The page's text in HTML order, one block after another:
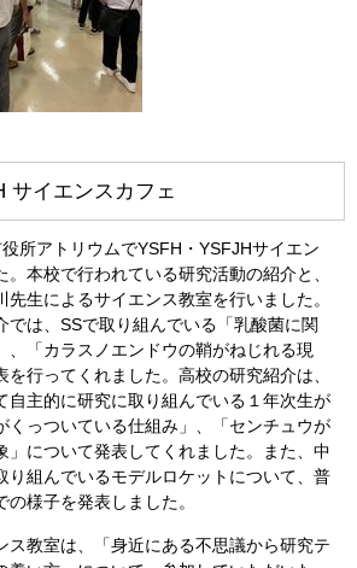
サイエンスカフェ
所アトリウムでYSFH ・ YSFJHサイエン
。本校で行われている研究活動の紹介と、
生によるサイエンス教室を行いました。
は、 SSで取り組んでいる「乳酸菌に関
、「カラスノエンドウの鞘がねじれる現
行ってくれました。高校の研究紹介は、
自主的に研究に取り組んでいる１年次生が
くっついている仕組み」、「センチュウが
」について発表してくれました。また、中
り組んでいるモデルロケットについて、普
様子を発表しました。
教室は、「身近にある不思議から研究テ